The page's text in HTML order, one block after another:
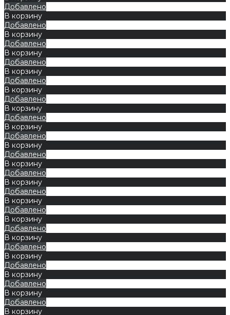
Добавлено
В корзину
Добавлено
В корзину
Добавлено
В корзину
Добавлено
В корзину
Добавлено
В корзину
Добавлено
В корзину
Добавлено
В корзину
Добавлено
В корзину
Добавлено
В корзину
Добавлено
В корзину
Добавлено
В корзину
Добавлено
В корзину
Добавлено
В корзину
Добавлено
В корзину
Добавлено
В корзину
Добавлено
В корзину
Добавлено
В корзину